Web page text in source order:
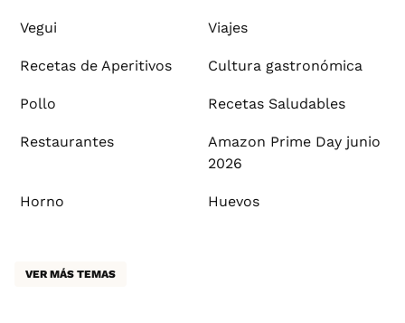
Vegui Viajes
Recetas de Aperitivos Cultura gastronómica
Pollo Recetas Saludables
Restaurantes
Amazon Prime Day junio
2026
Horno Huevos
VER MÁS TEMAS